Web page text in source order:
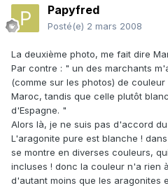
Papyfred
Posté(e) 2 mars 2008
La deuxième photo, me fait dire
Par contre : " un des marchants
(comme sur les photos) de
Maroc, tandis que celle plutôt
d'Espagne. "
Alors là, je ne suis pas d'accord
L'aragonite pure est blanche !
se montre en diverses couleurs,
incluses ! donc la couleur n'a rien
d'autant moins que les aragonites